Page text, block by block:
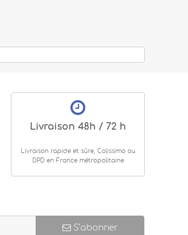
Livraison 48h / 72 h
Livraison rapide et sûre, Colissimo ou
DPD en France métropolitaine
S’abonner